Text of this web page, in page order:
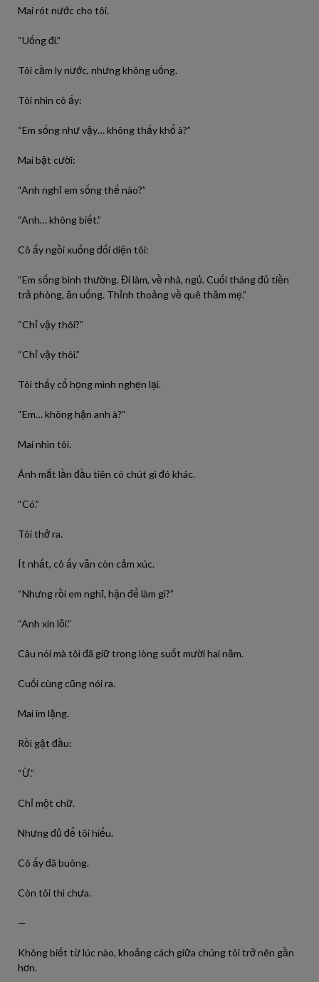
Mai rót nước cho tôi.
“Uống đi.”
Tôi cầm ly nước, nhưng không uống.
Tôi nhìn cô ấy:
“Em sống như vậy… không thấy khổ à?”
Mai bật cười:
“Anh nghĩ em sống thế nào?”
“Anh… không biết.”
Cô ấy ngồi xuống đối diện tôi:
“Em sống bình thường. Đi làm, về nhà, ngủ. Cuối tháng đủ tiền
trả phòng, ăn uống. Thỉnh thoảng về quê thăm mẹ.”
“Chỉ vậy thôi?”
“Chỉ vậy thôi.”
Tôi thấy cổ họng mình nghẹn lại.
“Em… không hận anh à?”
Mai nhìn tôi.
Ánh mắt lần đầu tiên có chút gì đó khác.
“Có.”
Tôi thở ra.
Ít nhất, cô ấy vẫn còn cảm xúc.
“Nhưng rồi em nghĩ, hận để làm gì?”
“Anh xin lỗi.”
Câu nói mà tôi đã giữ trong lòng suốt mười hai năm.
Cuối cùng cũng nói ra.
Mai im lặng.
Rồi gật đầu:
“Ừ.”
Chỉ một chữ.
Nhưng đủ để tôi hiểu.
Cô ấy đã buông.
Còn tôi thì chưa.
—
Không biết từ lúc nào, khoảng cách giữa chúng tôi trở nên gần
hơn.